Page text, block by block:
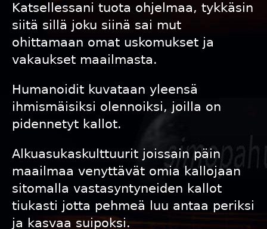
Katsellessani tuota ohjelmaa, tykkäsin
siitä sillä joku siinä sai mut
ohittamaan omat uskomukset ja
vakaukset maailmasta.
Humanoidit kuvataan yleensä
ihmismäisiksi olennoiksi, joilla on
pidennetyt kallot.
Alkuasukaskulttuurit joissain päin
maailmaa venyttävät omia kallojaan
sitomalla vastasyntyneiden kallot
tiukasti jotta pehmeä luu antaa periksi
ja kasvaa suipoksi.